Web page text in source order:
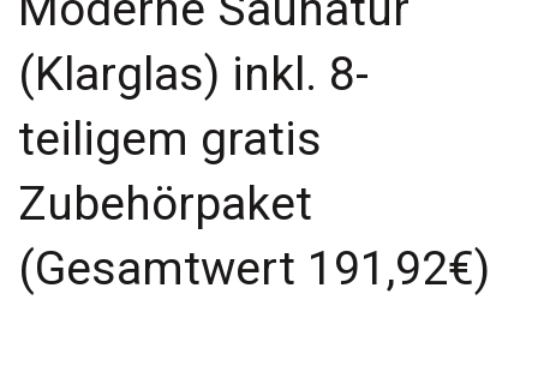
(Klarglas) inkl. 8-
teiligem gratis
Zubehörpaket
(Gesamtwert 191,92€)